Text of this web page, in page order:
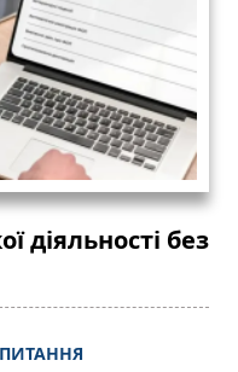
діяльності без